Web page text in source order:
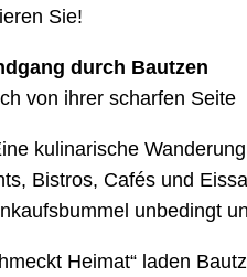
Sie!
durch Bautzen
von ihrer scharfen Seite
kulinarische
Bistros, Cafés und
unbedingt
Heimat“ laden